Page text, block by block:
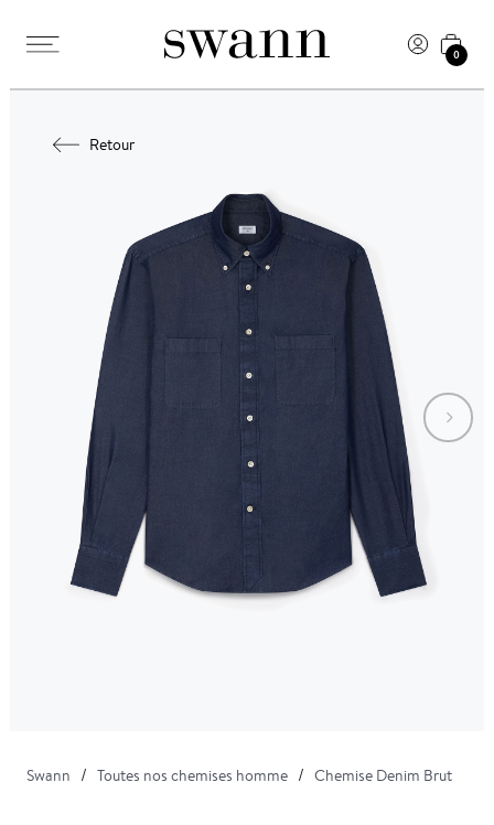
0
Retour
Swann Toutes nos chemises homme Chemise Denim Brut